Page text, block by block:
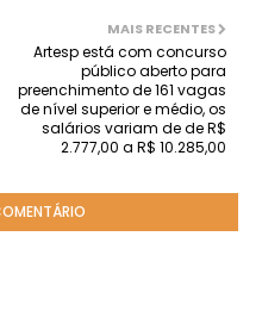
MAIS RECENTES
Artesp está com concurso
público aberto para
preenchimento de 161 vagas
de nível superior e médio, os
salários variam de de R$
2.777,00 a R$ 10.285,00